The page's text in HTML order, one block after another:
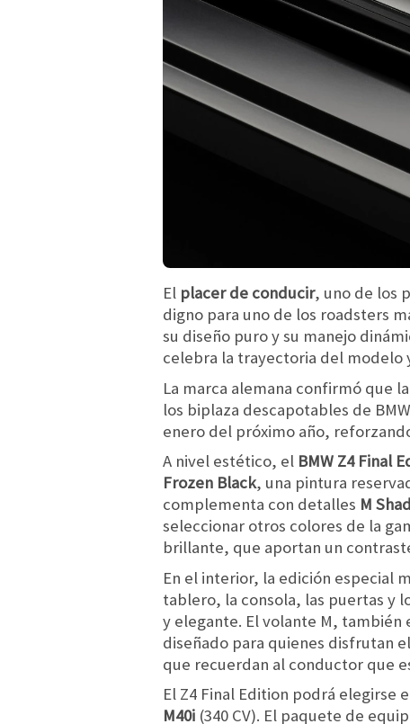
El placer de conducir, uno de los
digno para uno de los roadsters
su diseño puro y su manejo
celebra la trayectoria del
La marca alemana confirmó que
los biplaza descapotables de
enero del próximo año,
A nivel estético, el BMW Z4 Final
Frozen Black, una pintura
complementa con detalles M
seleccionar otros colores de la
brillante, que aportan un
En el interior, la edición especial
tablero, la consola, las puertas y
y elegante. El volante M,
diseñado para quienes disfrutan
que recuerdan al conductor que
El Z4 Final Edition podrá elegirse
M40i (340 CV). El paquete de